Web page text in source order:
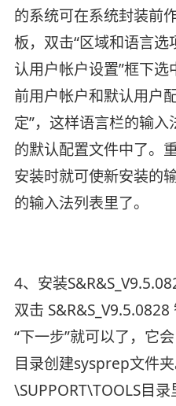
的系统可在系统封装前
板，双击“区域和语言选
认用户帐户设置”框下选
前用户帐户和默认用户
定”，这样语言栏的输
的默认配置文件中了。
安装时就可使新安装的
的输入法列表里了。
4、安装
双击
“下一步”就可以了，它
目录创建sysprep文件
\SUPPORT\TOOLS目